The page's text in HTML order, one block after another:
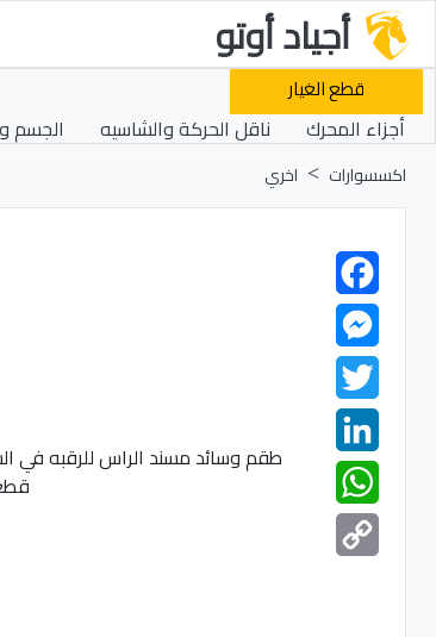
أجياد أوتو
قطع الغيار
أجزاء المحرك ناقل الحركة والشاسيه الجسم
اكسسوارات اخري
Facebook
Messenger
Twitter
LinkedIn
WhatsApp
Copy
Link